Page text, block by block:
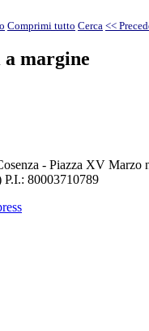
Comprimi tutto Cerca <<
margine
- Piazza XV Marzo
P.I.: 80003710789